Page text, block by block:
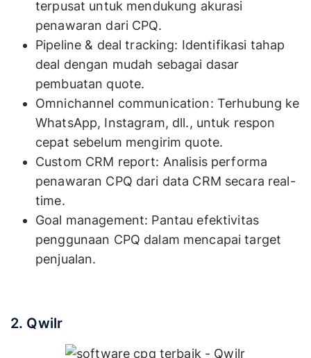
terpusat untuk mendukung akurasi
penawaran dari CPQ.
Pipeline & deal tracking: Identifikasi tahap
deal dengan mudah sebagai dasar
pembuatan quote.
Omnichannel communication: Terhubung ke
WhatsApp, Instagram, dll., untuk respon
cepat sebelum mengirim quote.
Custom CRM report: Analisis performa
penawaran CPQ dari data CRM secara real-
time.
Goal management: Pantau efektivitas
penggunaan CPQ dalam mencapai target
penjualan.
2. Qwilr